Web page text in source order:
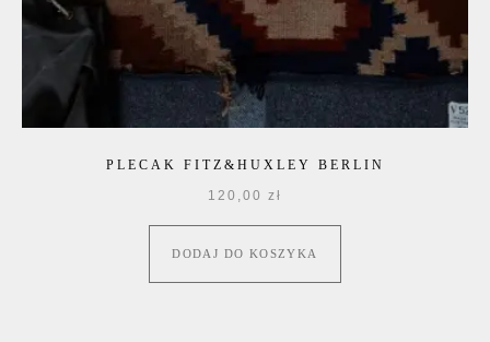
PLECAK FITZ&HUXLEY BERLIN
120,00 zł
DODAJ DO KOSZYKA